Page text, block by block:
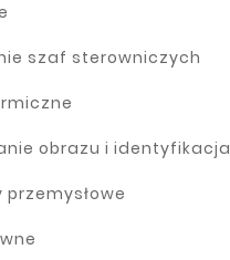
szaf sterowniczych
obrazu i identyfikacja